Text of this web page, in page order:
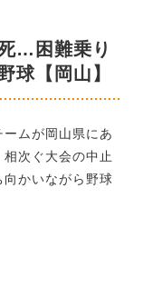
…困難乗り
【岡山】
ムが岡山県にあ
次ぐ大会の中止
かいながら野球